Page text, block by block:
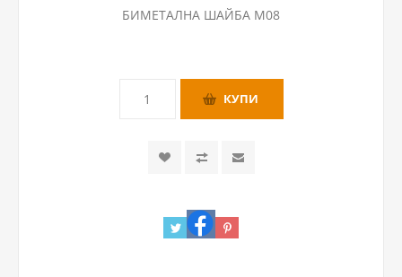
БИМЕТАЛНА ШАЙБА М08